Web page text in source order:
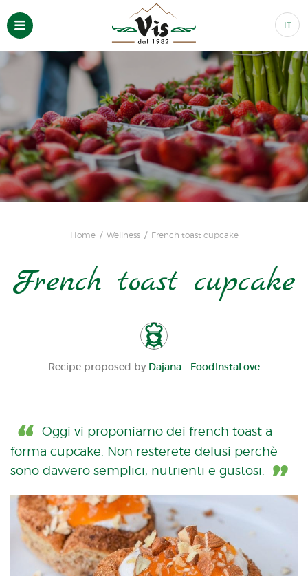
IT
Home Wellness French toast cupcake
French toast cupcake
Recipe proposed by Dajana - FoodInstaLove
Oggi vi proponiamo dei french toast a
forma cupcake. Non resterete delusi perchè
sono davvero semplici, nutrienti e gustosi.